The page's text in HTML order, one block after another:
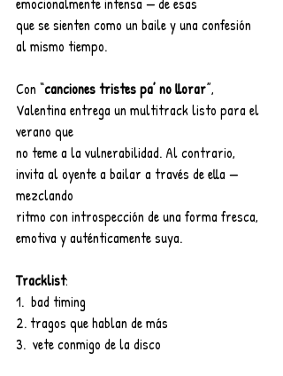
emocionalmente intensa — de esas
que se sienten como un baile y una confesión
al mismo tiempo.
Con “canciones tristes pa’ no llorar”,
Valentina entrega un multitrack listo para el
verano que
no teme a la vulnerabilidad. Al contrario,
invita al oyente a bailar a través de ella —
mezclando
ritmo con introspección de una forma fresca,
emotiva y auténticamente suya.
Tracklist:
1.⁠ ⁠ bad timing
2.⁠ ⁠tragos que hablan de más
3.⁠ ⁠ vete conmigo de la disco